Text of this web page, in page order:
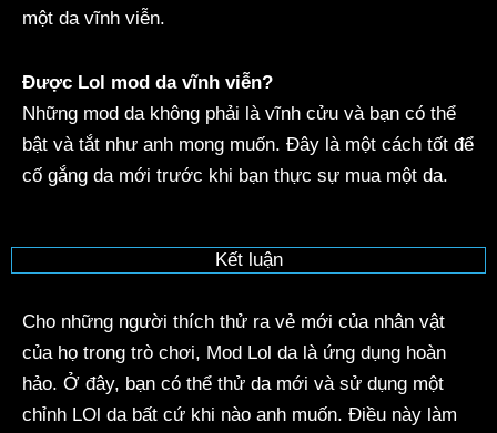
một da vĩnh viễn.
Được Lol mod da vĩnh viễn?
Những mod da không phải là vĩnh cửu và bạn có thể
bật và tắt như anh mong muốn. Đây là một cách tốt để
cố gắng da mới trước khi bạn thực sự mua một da.
Kết luận
Cho những người thích thử ra vẻ mới của nhân vật
của họ trong trò chơi, Mod Lol da là ứng dụng hoàn
hảo. Ở đây, bạn có thể thử da mới và sử dụng một
chỉnh LOl da bất cứ khi nào anh muốn. Điều này làm